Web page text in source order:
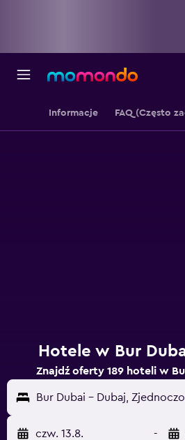
Informacje FAQ (Często
Hotele w Bur
Znajdź oferty 189 hoteli w
Bur Dubai - Dubaj,
czw. 13.8. -